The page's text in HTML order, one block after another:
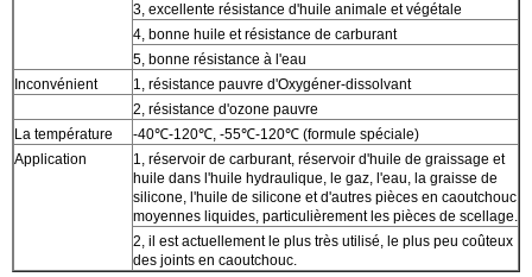
3, excellente résistance d'huile animale et végétale
4, bonne huile et résistance de carburant
5, bonne résistance à l'eau
Inconvénient
1, résistance pauvre d'Oxygéner-dissolvant
2, résistance d'ozone pauvre
La température
-40℃-120℃, -55℃-120℃ (formule spéciale)
Application
1, réservoir de carburant, réservoir d'huile de graissage et
huile dans l'huile hydraulique, le gaz, l'eau, la graisse de
silicone, l'huile de silicone et d'autres pièces en caoutchouc
moyennes liquides, particulièrement les pièces de scellage.
2, il est actuellement le plus très utilisé, le plus peu coûteux
des joints en caoutchouc.